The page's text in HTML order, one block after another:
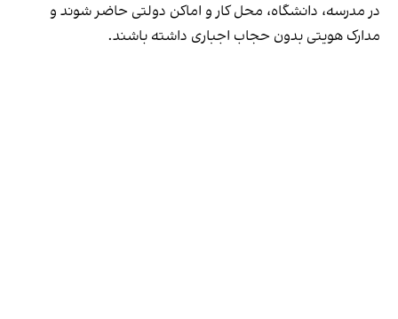
در مدرسه، دانشگاه، محل کار و اماکن دولتی حاضر شوند و
مدارک هویتی بدون حجاب اجباری داشته باشند.